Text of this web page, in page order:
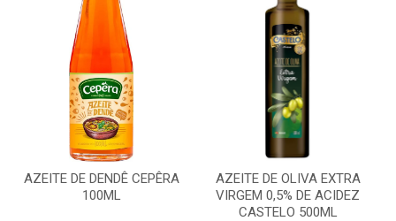
AZEITE DE DENDÊ CEPÊRA
100ML
AZEITE DE OLIVA EXTRA
VIRGEM 0,5% DE ACIDEZ
CASTELO 500ML